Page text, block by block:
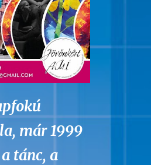
már 1999
tánc, a